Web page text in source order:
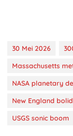
30 Mei 2026
Massachusetts
NASA planetary
New England
USGS sonic boom